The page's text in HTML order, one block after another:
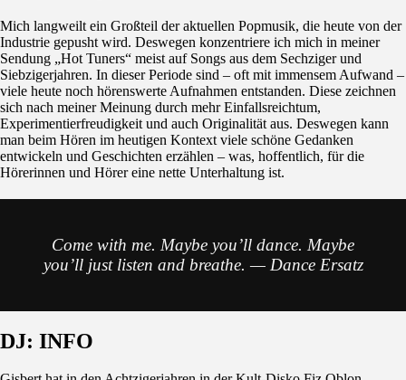
Mich langweilt ein Großteil der aktuellen Popmusik, die heute von der
Industrie gepusht wird. Deswegen konzentriere ich mich in meiner
Sendung „Hot Tuners“ meist auf Songs aus dem Sechziger und
Siebzigerjahren. In dieser Periode sind – oft mit immensem Aufwand –
viele heute noch hörenswerte Aufnahmen entstanden. Diese zeichnen
sich nach meiner Meinung durch mehr Einfallsreichtum,
Experimentierfreudigkeit und auch Originalität aus. Deswegen kann
man beim Hören im heutigen Kontext viele schöne Gedanken
entwickeln und Geschichten erzählen – was, hoffentlich, für die
Hörerinnen und Hörer eine nette Unterhaltung ist.
Come with me. Maybe you’ll dance. Maybe
you’ll just listen and breathe. — Dance Ersatz
DJ: INFO